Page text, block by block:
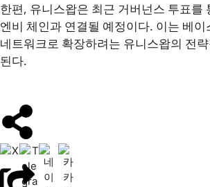
한편, 유니스왑은 최근 거버넌스 투표를
엔비 체인과 연결될 예정이다. 이는 베
네트워크로 확장하려는 유니스왑의 전
된다.